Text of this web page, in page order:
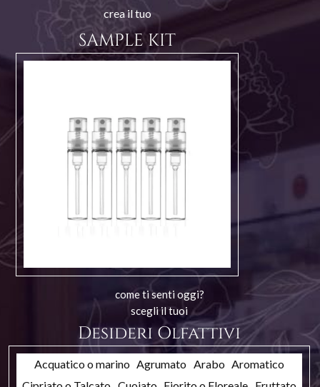
crea il tuo
SAMPLE KIT
come ti senti oggi?
scegli il tuoi
Desideri Olfattivi
Acquatico o marino Agrumato Arabo Aromatico